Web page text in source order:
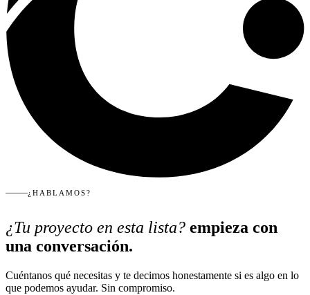
¿HABLAMOS?
¿Tu proyecto en esta lista? empieza con
una conversación.
Cuéntanos qué necesitas y te decimos honestamente si es algo en lo
que podemos ayudar. Sin compromiso.